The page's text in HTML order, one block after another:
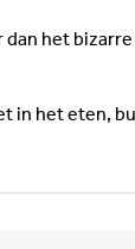
dan het
in het eten,